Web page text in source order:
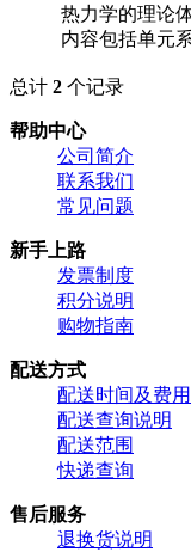
热力学的理论
内容包括单元
总计 2 个记录
帮助中心
公司简介
联系我们
常见问题
新手上路
发票制度
积分说明
购物指南
配送方式
配送时间及费用
配送查询说明
配送范围
快递查询
售后服务
退换货说明